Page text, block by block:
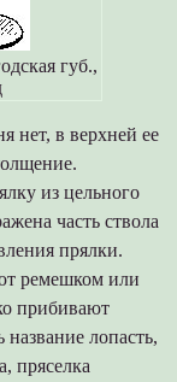
губ.,
нет, в верхней ее
из цельного
часть ствола
прялки.
ремешком или
прибивают
название лопасть,
пряселка